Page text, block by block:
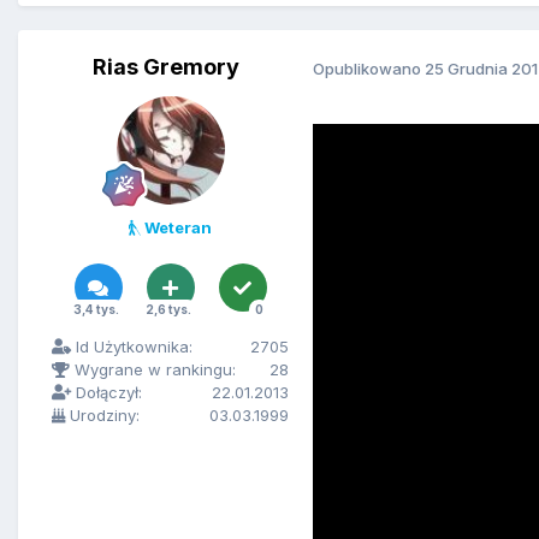
Rias Gremory
Weteran
3,4 tys. 2,6 tys. 0
Id Użytkownika:
2705
Wygrane w rankingu:
28
Dołączył:
22.01.2013
Urodziny:
03.03.1999
Opublikowano 25 Grudnia